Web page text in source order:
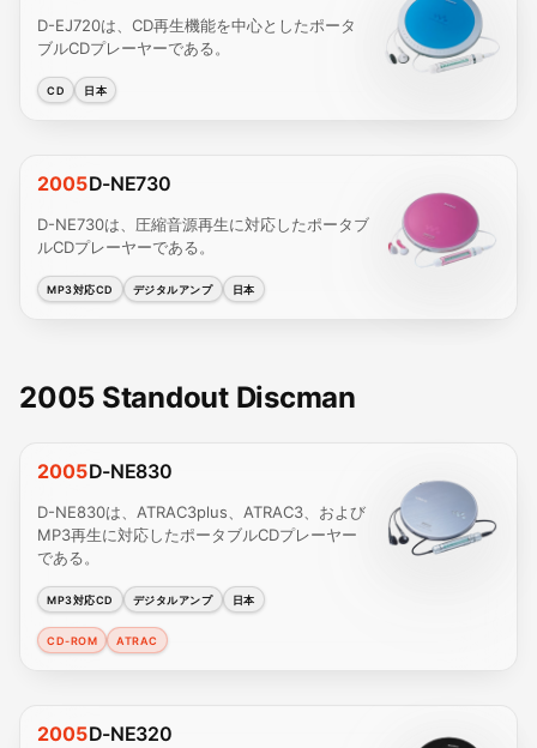
D-EJ720は、CD再生機能を中心としたポータ
ブルCDプレーヤーである。
CD 日本
2005D-NE730
D-NE730は、圧縮音源再生に対応したポータブ
ルCDプレーヤーである。
MP3対応CD デジタルアンプ 日本
2005 Standout Discman
2005D-NE830
D-NE830は、ATRAC3plus、ATRAC3、および
MP3再生に対応したポータブルCDプレーヤー
である。
MP3対応CD デジタルアンプ 日本
CD-ROM ATRAC
2005D-NE320